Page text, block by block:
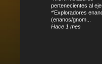
pertenecientes al
*'Exploradores
(enanos/gnom...
Hace 1 mes